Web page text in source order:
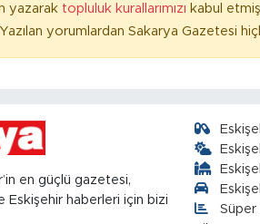
yazarak topluluk kurallarımızı kabul
yorumlardan Sakarya Gazetesi
en güçlü gazetesi,
Eskişehir haberleri için bizi
Süper